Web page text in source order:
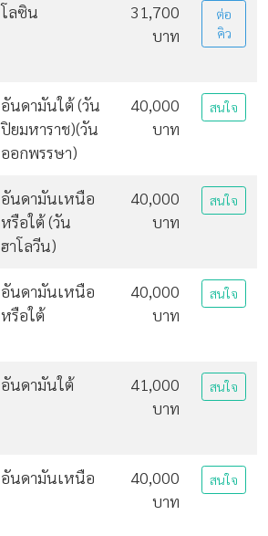
โลซิน
31,700
บาท
ต่อ
คิว
อันดามันใต้ (วัน
ปิยมหาราช)(วัน
ออกพรรษา)
40,000
บาท
สนใจ
อันดามันเหนือ
หรือใต้ (วัน
ฮาโลวีน)
40,000
บาท
สนใจ
อันดามันเหนือ
หรือใต้
40,000
บาท
สนใจ
อันดามันใต้
41,000
บาท
สนใจ
อันดามันเหนือ
40,000
บาท
สนใจ